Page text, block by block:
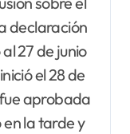
declaración
27 de junio
el 28 de
aprobada
en la tarde y